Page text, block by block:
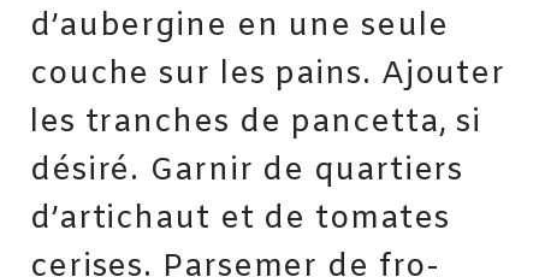
d’aubergine en une seule
couche sur les pains. Ajouter
les tranches de pancetta, si
désiré. Garnir de quartiers
d’artichaut et de tomates
cerises. Parsemer de fro­